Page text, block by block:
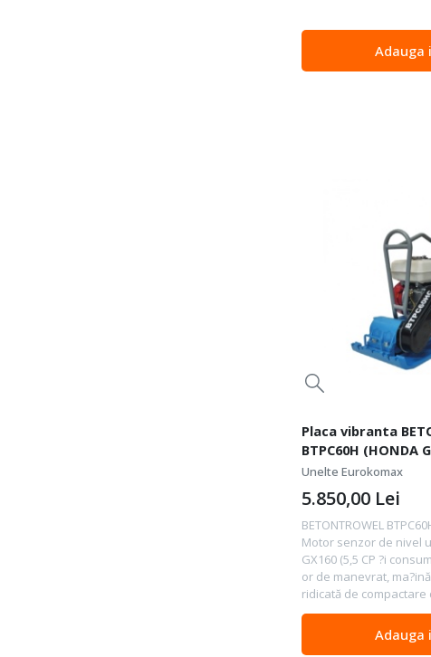
Adauga
Placa vibranta
BTPC60H (HONDA
Unelte Eurokomax
BETONTROWEL
Motor senzor de nivel
GX160 (5,5 CP ?i
or de manevrat,
ridicată de compactare
5.850,00 Lei
Adauga